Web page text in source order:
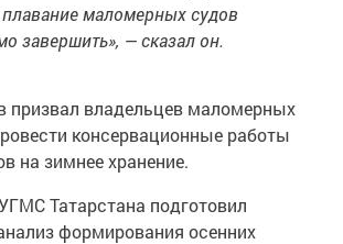
маломерных судов
завершить», — сказал он.
призвал владельцев маломерных
консервационные работы
на зимнее хранение.
Татарстана подготовил
формирования осенних